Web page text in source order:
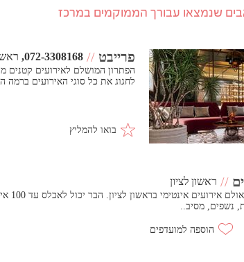
שנמצאו עבורך הממוקמים במרכז
פרייבט //
072-3308168
לחגוג את כל סוגי האירועים ברמה
בואו להמליץ
// ראשון לציון
נשפים, מסיב..